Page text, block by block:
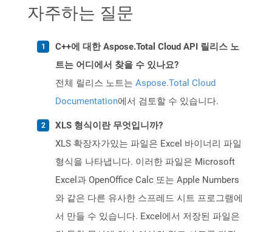
자주하는 질문
C++에 대한 Aspose.Total Cloud API 릴리스 노
트는 어디에서 찾을 수 있나요?
전체 릴리스 노트는 Aspose.Total Cloud
Documentation에서 검토할 수 있습니다.
XLS 형식이란 무엇입니까?
XLS 확장자가있는 파일은 Excel 바이너리 파일
형식을 나타냅니다. 이러한 파일은 Microsoft
Excel과 OpenOffice Calc 또는 Apple Numbers
와 같은 다른 유사한 스프레드 시트 프로그램에
서 만들 수 있습니다. Excel에서 저장된 파일은